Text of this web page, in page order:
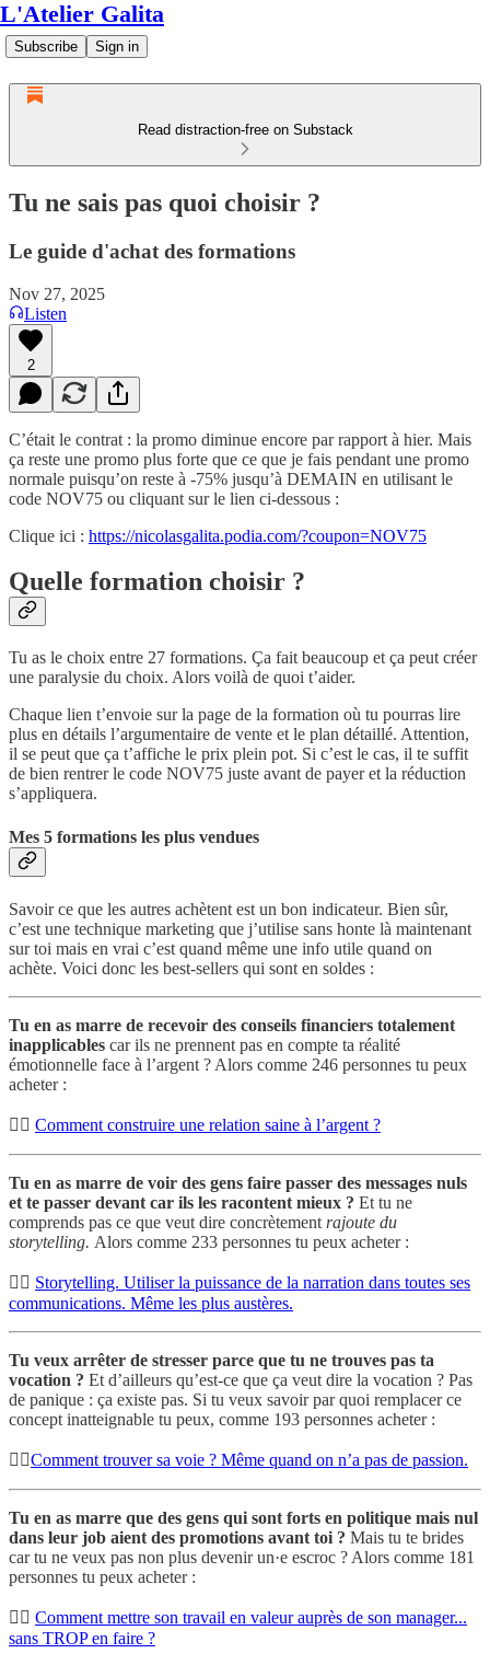
L'Atelier Galita
Subscribe Sign in
Read distraction-free on Substack
Tu ne sais pas quoi choisir ?
Le guide d'achat des formations
Nov 27, 2025
Listen
2
C’était le contrat : la promo diminue encore par rapport à hier. Mais
ça reste une promo plus forte que ce que je fais pendant une promo
normale puisqu’on reste à -75% jusqu’à DEMAIN en utilisant le
code NOV75 ou cliquant sur le lien ci-dessous :
Clique ici : https://nicolasgalita.podia.com/?coupon=NOV75
Quelle formation choisir ?
Tu as le choix entre 27 formations. Ça fait beaucoup et ça peut créer
une paralysie du choix. Alors voilà de quoi t’aider.
Chaque lien t’envoie sur la page de la formation où tu pourras lire
plus en détails l’argumentaire de vente et le plan détaillé. Attention,
il se peut que ça t’affiche le prix plein pot. Si c’est le cas, il te suffit
de bien rentrer le code NOV75 juste avant de payer et la réduction
s’appliquera.
Mes 5 formations les plus vendues
Savoir ce que les autres achètent est un bon indicateur. Bien sûr,
c’est une technique marketing que j’utilise sans honte là maintenant
sur toi mais en vrai c’est quand même une info utile quand on
achète. Voici donc les best-sellers qui sont en soldes :
Tu en as marre de recevoir des conseils financiers totalement
inapplicables car ils ne prennent pas en compte ta réalité
émotionnelle face à l’argent ? Alors comme 246 personnes tu peux
acheter :
👉🏾 Comment construire une relation saine à l’argent ?
Tu en as marre de voir des gens faire passer des messages nuls
et te passer devant car ils les racontent mieux ? Et tu ne
comprends pas ce que veut dire concrètement rajoute du
storytelling. Alors comme 233 personnes tu peux acheter :
👉🏾 Storytelling. Utiliser la puissance de la narration dans toutes ses
communications. Même les plus austères.
Tu veux arrêter de stresser parce que tu ne trouves pas ta
vocation ? Et d’ailleurs qu’est-ce que ça veut dire la vocation ? Pas
de panique : ça existe pas. Si tu veux savoir par quoi remplacer ce
concept inatteignable tu peux, comme 193 personnes acheter :
👉🏾Comment trouver sa voie ? Même quand on n’a pas de passion.
Tu en as marre que des gens qui sont forts en politique mais nul
dans leur job aient des promotions avant toi ? Mais tu te brides
car tu ne veux pas non plus devenir un·e escroc ? Alors comme 181
personnes tu peux acheter :
👉🏾 Comment mettre son travail en valeur auprès de son manager...
sans TROP en faire ?